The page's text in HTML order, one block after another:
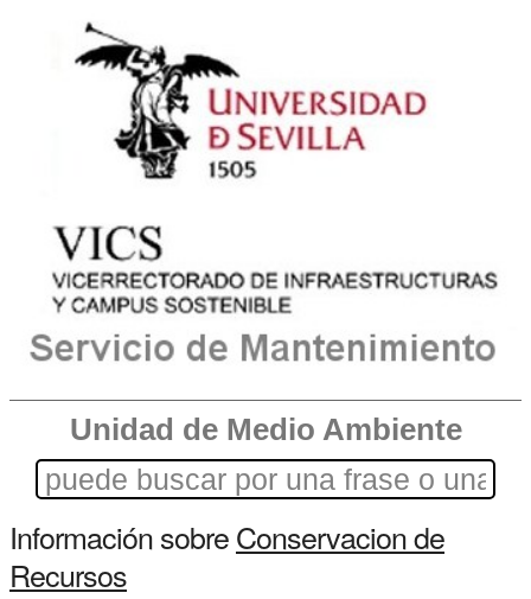
Unidad de Medio Ambiente
Información sobreConservacion de
Recursos